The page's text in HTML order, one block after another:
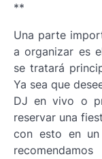
**
Una parte
a organizar es
se tratará
Ya sea que
DJ en vivo o
reservar una
con esto en un